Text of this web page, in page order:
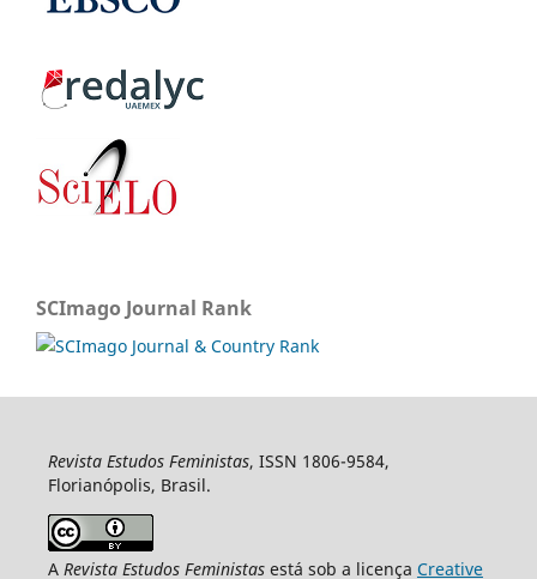
SCImago Journal Rank
Revista Estudos Feministas, ISSN 1806-9584,
Florianópolis, Brasil.
A Revista Estudos Feministasestá sob a licença Creative